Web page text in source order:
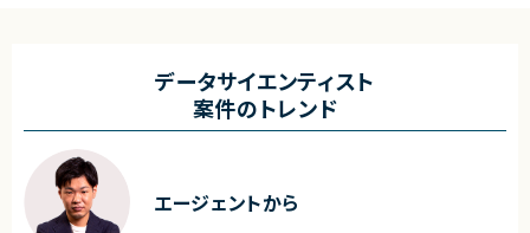
・詳細設計書、テスト仕様書等のドキュメント
・成果物レビューおよび品質管理
・開発メンバーへの技術支援、進捗管理
■体制
・少人数体制でのプロジェクト推進
・クライアントおよび開発メンバーとのコミュ
ニケーションあり
・要件整理および要件定義支
・バックエンドシステムの設計
・リリース対応および品質向
データサイエンティスト
案件のトレンド
エージェントから